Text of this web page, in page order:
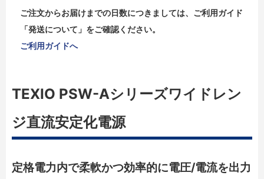
ご注文からお届けまでの日数につきましては、ご利用ガイド
「発送について」をご確認ください。
ご利用ガイドへ
TEXIO PSW-Aシリーズワイドレン
ジ直流安定化電源
定格電力内で柔軟かつ効率的に電圧/電流を出力